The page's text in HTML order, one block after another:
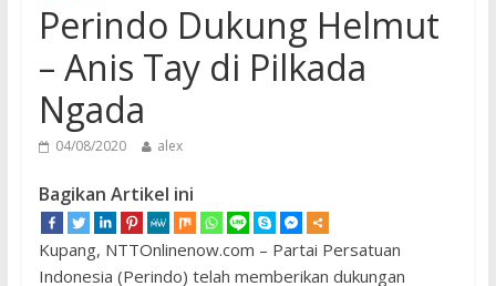
Perindo Dukung Helmut
– Anis Tay di Pilkada
Ngada
04/08/2020 alex
Bagikan Artikel ini
Kupang, NTTOnlinenow.com – Partai Persatuan
Indonesia (Perindo) telah memberikan dukungan